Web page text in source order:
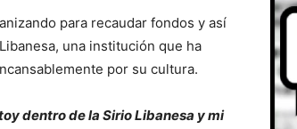
para recaudar fondos y así
una institución que ha
por su cultura.
dentro de la Sirio Libanesa y mi